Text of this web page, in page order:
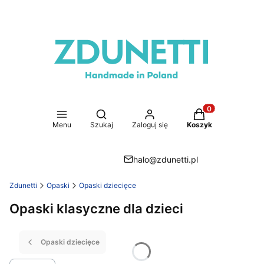
Menu
Otwórz wyszukiwarkę
Szukaj Zaloguj się
Produkty w
Koszyk
halo@zdunetti.pl
Zdunetti Opaski Opaski dziecięce
Opaski klasyczne dla dzieci
Opaski dziecięce